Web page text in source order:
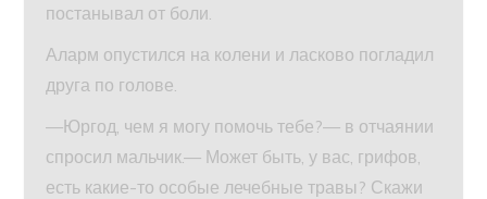
постанывал от боли.
Аларм опустился на колени и ласково погладил
друга по голове.
—Юргод, чем я могу помочь тебе?— в отчаянии
спросил мальчик.— Может быть, у вас, грифов,
есть какие-то особые лечебные травы? Скажи